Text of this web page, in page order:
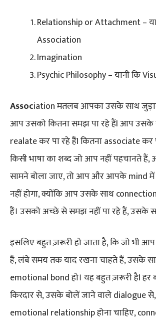
Relationship or Attachment –
Association
Imagination
Psychic Philosophy – यानी कि
Association मतलब आपका उसके साथ
आप उसको कितना समझ पा रहे हैंI आप उसके
realate कर पा रहे हैंI कितना associate कर
किसी भाषा का शब्द जो आप नहीं पहचानते
सामने बोला जाए, तो आप और आपके mind
नहीं होगा, क्योंकि आप उसके साथ connection
हैं। उसको अच्छे से समझ नहीं पा रहे हैं, उसके
इसलिए बहुत ज़रूरी हो जाता है, कि जो भी
हैं, लंबे समय तक याद रखना चाहते हैं, उसके
emotional bond हो। यह बहुत ज़रूरी हैI हर
किरदार से, उसके बोलें जाने वाले dialogue
emotional relationship होना चाहिए,